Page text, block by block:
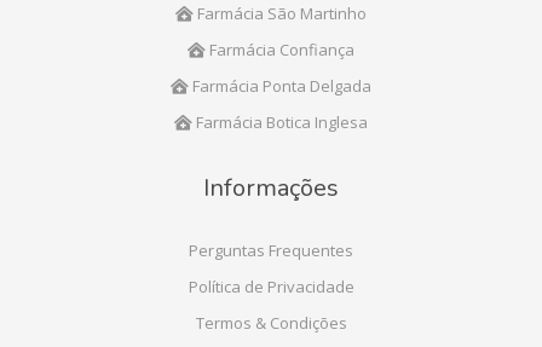
Farmácia São Martinho
Farmácia Confiança
Farmácia Ponta Delgada
Farmácia Botica Inglesa
Informações
Perguntas Frequentes
Política de Privacidade
Termos & Condições